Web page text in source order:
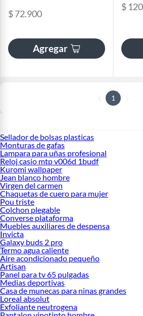
$ 72.900
Agregar
$
1
Sellador de bolsas plasticas
Monturas de gafas
Lampara para uñas profesional
Reloj casio mtp v006d 1budf
Kuromi wallpaper
Jean blanco hombre
Virgen del carmen
Chaquetas de cuero para mujer
Pou triste
Colchon plegable
Converse plataforma
Muebles auxiliares de despensa
Invicta
Galaxy buds 2 pro
Termo agua caliente
Aire acondicionado pequeño
Artisan
Panel para tv 65 pulgadas
Medias deportivas
Casa de munecas para ninas grandes
Loreal absolut
Exfoliante neutrogena